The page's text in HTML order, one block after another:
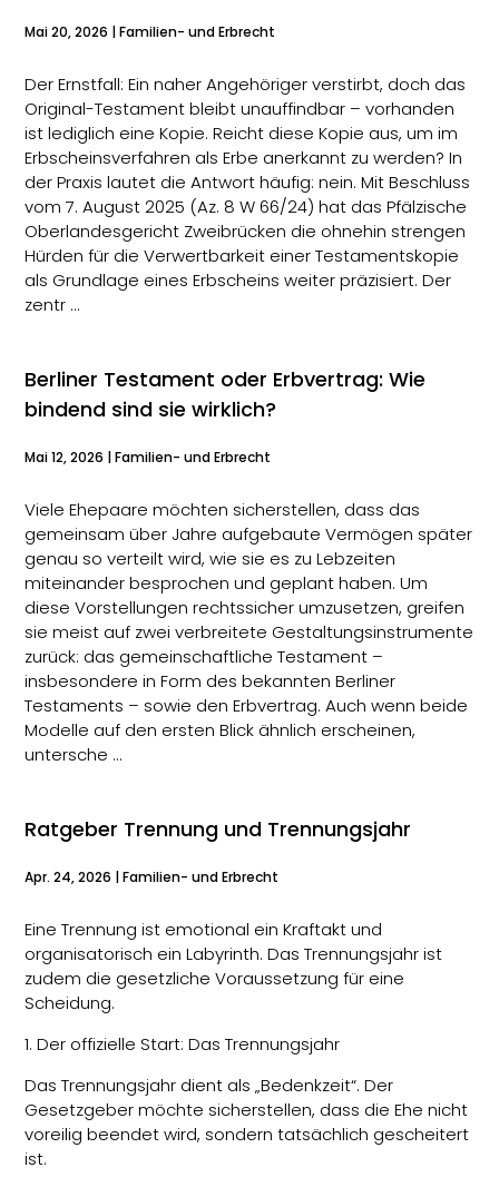
Mai 20, 2026 |Familien- und Erbrecht
Der Ernstfall: Ein naher Angehöriger verstirbt, doch das
Original-Testament bleibt unauffindbar – vorhanden
ist lediglich eine Kopie. Reicht diese Kopie aus, um im
Erbscheinsverfahren als Erbe anerkannt zu werden? In
der Praxis lautet die Antwort häufig: nein. Mit Beschluss
vom 7. August 2025 (Az. 8 W 66/24) hat das Pfälzische
Oberlandesgericht Zweibrücken die ohnehin strengen
Hürden für die Verwertbarkeit einer Testamentskopie
als Grundlage eines Erbscheins weiter präzisiert. Der
zentr …
Berliner Testament oder Erbvertrag: Wie
bindend sind sie wirklich?
Mai 12, 2026 |Familien- und Erbrecht
Viele Ehepaare möchten sicherstellen, dass das
gemeinsam über Jahre aufgebaute Vermögen später
genau so verteilt wird, wie sie es zu Lebzeiten
miteinander besprochen und geplant haben. Um
diese Vorstellungen rechtssicher umzusetzen, greifen
sie meist auf zwei verbreitete Gestaltungsinstrumente
zurück: das gemeinschaftliche Testament –
insbesondere in Form des bekannten Berliner
Testaments – sowie den Erbvertrag. Auch wenn beide
Modelle auf den ersten Blick ähnlich erscheinen,
untersche …
Ratgeber Trennung und Trennungsjahr
Apr. 24, 2026 |Familien- und Erbrecht
Eine Trennung ist emotional ein Kraftakt und
organisatorisch ein Labyrinth. Das Trennungsjahr ist
zudem die gesetzliche Voraussetzung für eine
Scheidung.
1. Der offizielle Start: Das Trennungsjahr
Das Trennungsjahr dient als „Bedenkzeit“. Der
Gesetzgeber möchte sicherstellen, dass die Ehe nicht
voreilig beendet wird, sondern tatsächlich gescheitert
ist.